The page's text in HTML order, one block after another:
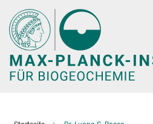
Hauptinhalt